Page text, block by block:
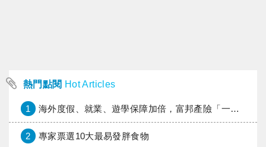
熱門點閱 Hot Articles
1 海外度假、就業、遊學保障加倍，富邦產險「一期逐夢」專案加碼遠距醫療與緊急救援
2 專家票選10大最易發胖食物